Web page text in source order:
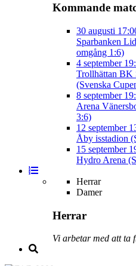
Kommande
30 augusti
Sparbanken
omgång 1:6)
4 september
Trollhättan BK
(Svenska
8 september
Arena
3:6)
12 september
Åby isstadion
15 september
Hydro Arena
Herrar
Damer
Herrar
Vi arbetar med att ta